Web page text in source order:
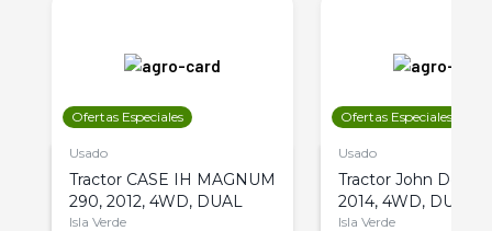
Ofertas Especiales
Usado
Tractor CASE IH MAGNUM
290, 2012, 4WD, DUAL
Isla Verde
Ofertas Especiales
Usado
Tractor John Deere
2014, 4WD, DUAL
Isla Verde